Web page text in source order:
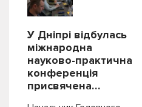
У Дніпрі відбулась
міжнародна
науково-практична
конференція
присвячена…